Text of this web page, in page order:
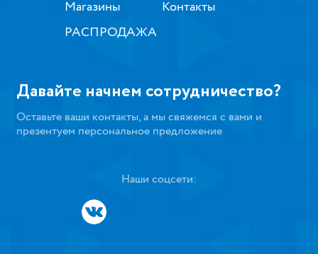
Магазины
РАСПРОДАЖА
Контакты
Давайте начнем сотрудничество?
Оставьте ваши контакты, а мы свяжемся с вами и
презентуем персональное предложение
Наши соцсети: